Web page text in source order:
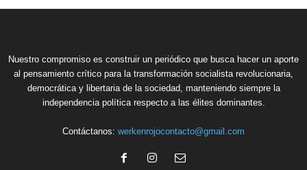
Nuestro compromiso es construir un periódico que busca hacer un aporte
al pensamiento crítico para la transformación socialista revolucionaria,
democrática y libertaria de la sociedad, manteniendo siempre la
independencia política respecto a las élites dominantes.
Contáctanos: werkenrojocontacto@gmail.com